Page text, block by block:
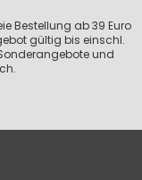
Bestellung ab 39 Euro
gültig bis einschl.
und